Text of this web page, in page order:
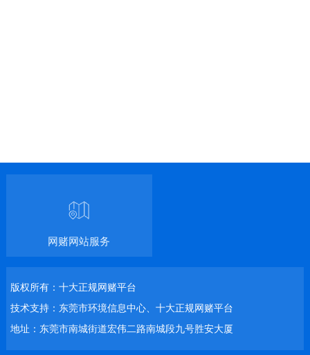
网赌网站服务
版权所有：十大正规网赌平台
技术支持：东莞市环境信息中心、十大正规网赌平台
地址：东莞市南城街道宏伟二路南城段九号胜安大厦